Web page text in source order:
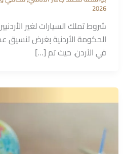
2026
شروط تملك السيارات لغير
الحكومة الأردنية بغرض تنسيق
في الأردن. حيث تم […]